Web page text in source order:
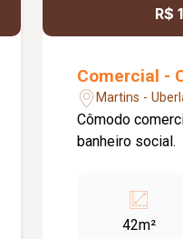
R$
Comercial -
Martins -
Cômodo
banheiro social.
42m²